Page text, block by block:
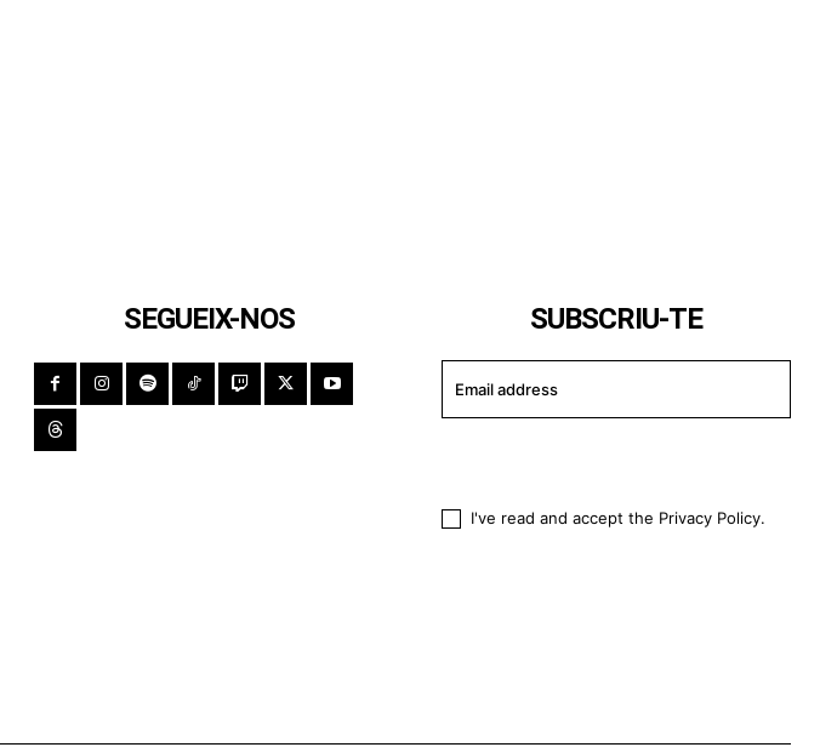
SEGUEIX-NOS SUBSCRIU-TE
I've read and accept the Privacy Policy.